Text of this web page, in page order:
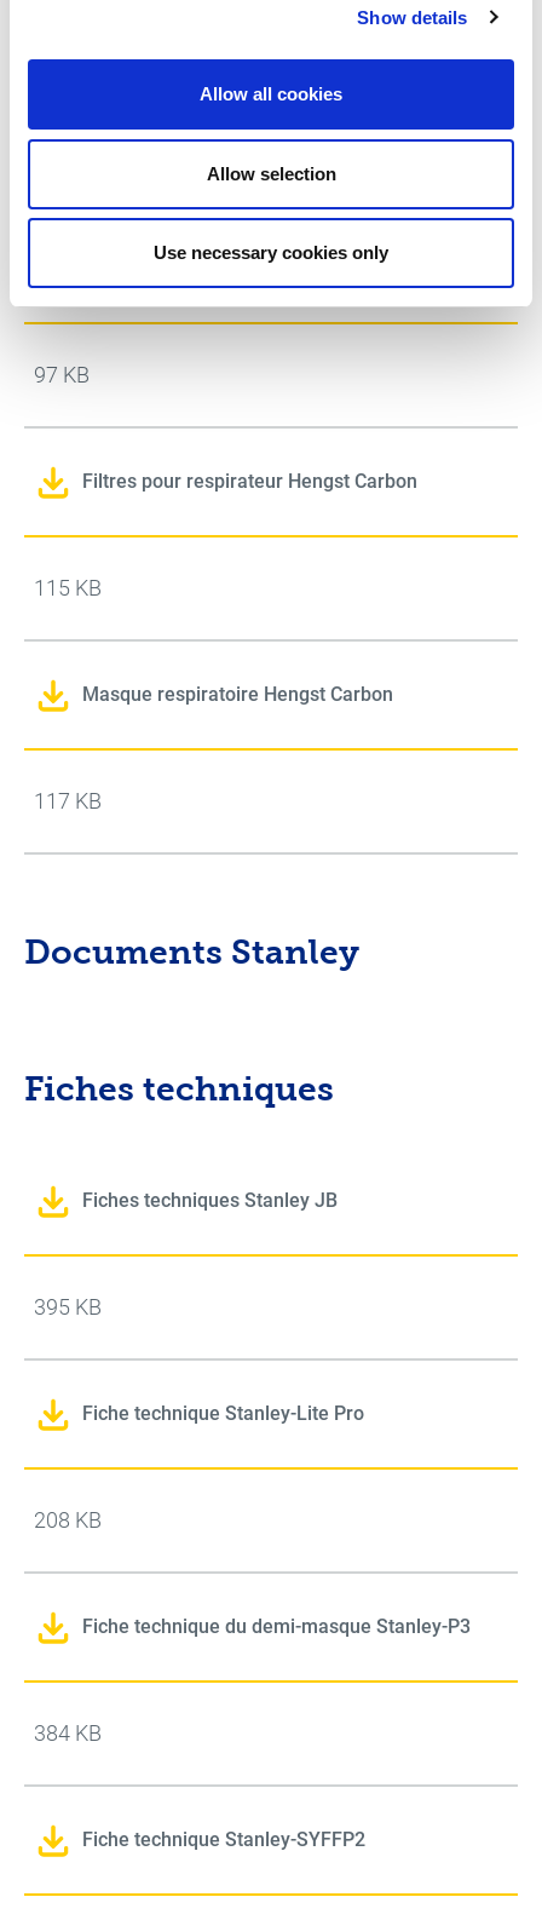
Show details
Allow all cookies
Allow selection
Use necessary cookies only
Filtres Hengst P3
97 KB
Filtres pour respirateur Hengst Carbon
115 KB
Masque respiratoire Hengst Carbon
117 KB
Documents Stanley
Fiches techniques
Fiches techniques Stanley JB
395 KB
Fiche technique Stanley-Lite Pro
208 KB
Fiche technique du demi-masque Stanley-P3
384 KB
Fiche technique Stanley-SYFFP2